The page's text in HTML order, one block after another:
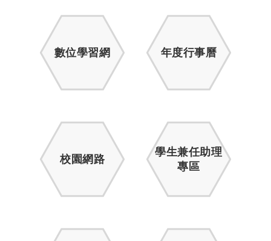
數位學習網 年度行事曆
校園網路
學生兼任助理
專區